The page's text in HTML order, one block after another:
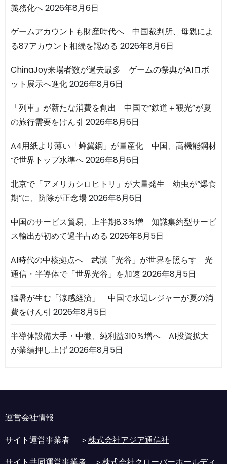
義務化へ2026年8月6日
ゲームアカウントも財産時代へ 中国裁判所、母親によ
る87アカウント相続を認める 2026年8月6日
ChinaJoy来場者数が過去最多 ゲームの祭典がAIロボ
ット展示へ進化2026年8月6日
「列車」が新たな消費を創出 中国で“鉄道＋観光”が夏
の旅行需要をけん引 2026年8月6日
A4用紙より薄い「蝉翼鋼」が量産化 中国、高機能鋼材
で世界トップ水準へ2026年8月6日
北京で「アメリカシロヒトリ」が大量発生 幼虫が“爆食
期”に、防除が正念場2026年8月6日
中国のサービス貿易、上半期8.3％増 知識集約型サービ
ス輸出が初めて過半占める 2026年8月5日
AI時代の中核拠点へ 武漢「光谷」が世界を照らす 光
通信・半導体で「世界光谷」を加速 2026年8月5日
猛暑が生む「涼感経済」 中国で水辺レジャーが夏の消
費をけん引 2026年8月5日
半導体設備大手・中微、純利益310％増へ AI投資拡大
が業績押し上げ2026年8月5日
運営会社情報
サイト運営事業者 ＞株式会社アジア通信社